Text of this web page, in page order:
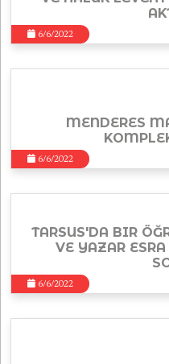
6/6/2022
MENDERES
6/6/2022
TARSUS'DA BIR
VE YAZAR
6/6/2022